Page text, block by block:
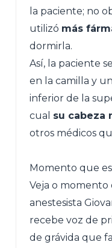
la paciente; no
utilizó más
dormirla.
Así, la paciente
en la camilla y
inferior de la
cual su cabeza
otros médicos
Momento que
Veja o
anestesista
recebe voz de
de grávida que